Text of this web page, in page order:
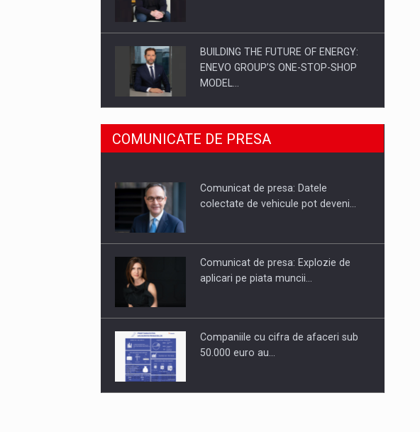
BUILDING THE FUTURE OF ENERGY:
ENEVO GROUP’S ONE-STOP-SHOP
MODEL…
ROOTED IN ROMANIA, BUILT TO
DELIVER TECHNOLOGY FOR THE…
PUTTING ROMANIAN CORPORATE
COMUNICATE DE PRESA
Comunicat de presa: Datele
colectate de vehicule pot deveni…
Comunicat de presa: Explozie de
aplicari pe piata muncii…
Companiile cu cifra de afaceri sub
50.000 euro au…